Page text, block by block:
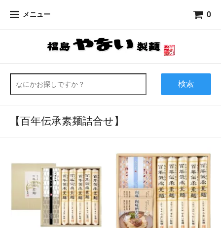
メニュー 0
検索
【百年伝承素麺詰合せ】